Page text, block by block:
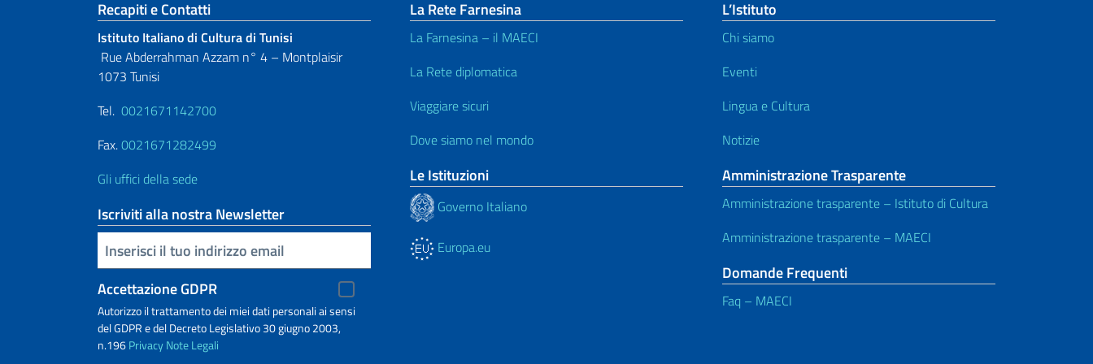
Sezione footer
Recapiti e Contatti
Istituto Italiano di Cultura di Tunisi
Rue Abderrahman Azzam n° 4 – Montplaisir
1073 Tunisi
Tel. 0021671142700
Fax.0021671282499
Gli uffici della sede
Iscriviti alla nostra Newsletter
Inserisci la tua email
Accettazione GDPR
Autorizzo il trattamento dei miei dati personali ai sensi
del GDPR e del Decreto Legislativo 30 giugno 2003,
n.196PrivacyNote Legali
La Rete Farnesina
La Farnesina – il MAECI
La Rete diplomatica
Viaggiare sicuri
Dove siamo nel mondo
Le Istituzioni
Governo Italiano
Europa.eu
L’Istituto
Chi siamo
Eventi
Lingua e Cultura
Notizie
Amministrazione Trasparente
Amministrazione trasparente – Istituto di Cultura
Amministrazione trasparente – MAECI
Domande Frequenti
Faq – MAECI